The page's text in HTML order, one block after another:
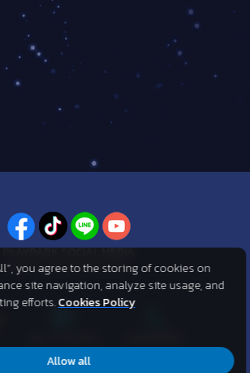
PLAYPARK SOCIAL MEDIA
ไม่พลาดทุกข่าวสารจาก PlayPark
. All Rights Reserved. ©2012 Asphere
you agree to the storing of cookies on
site navigation, analyze site usage, and
efforts.Cookies Policy
Allow all